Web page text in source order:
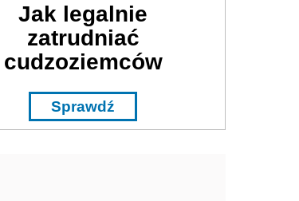
Jak legalnie
zatrudniać
cudzoziemców
Sprawdź